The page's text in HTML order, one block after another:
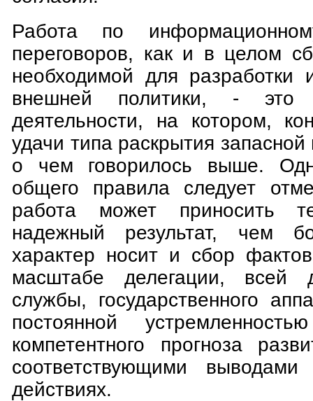
Работа по
переговоров, как и в целом
необходимой для разработки
внешней политики, - это
деятельности, на котором,
удачи типа раскрытия
о чем говорилось выше.
общего правила следует
работа может приносить
надежный результат, чем
характер носит и сбор
масштабе делегации, всей
службы, государственного
постоянной
компетентного прогноза
соответствующими выводами
действиях.